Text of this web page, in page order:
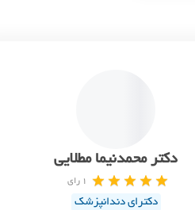
دکتر محمدنیما مطلایی
1 رای
دکترای دندانپزشک